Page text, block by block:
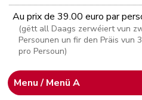
Au prix de 39.00 euro par
(gëtt all Daags zerwéiert vun
Persounen un fir den Präis vun
pro Persoun)
Menu / Menü A